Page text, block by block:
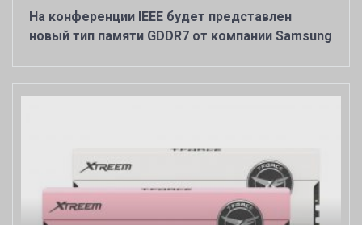
На конференции IEEE будет представлен
новый тип памяти GDDR7 от компании Samsung